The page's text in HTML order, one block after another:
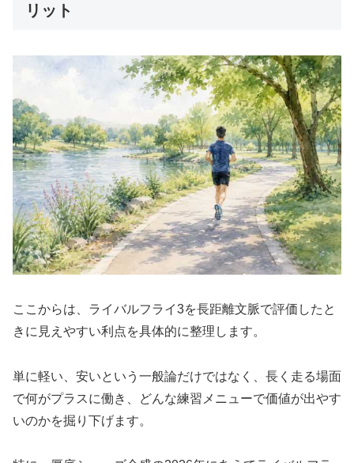
リット
ここからは、ライバルフライ3を長距離文脈で評価したと
きに見えやすい利点を具体的に整理します。
単に軽い、安いという一般論だけではなく、長く走る場面
で何がプラスに働き、どんな練習メニューで価値が出やす
いのかを掘り下げます。